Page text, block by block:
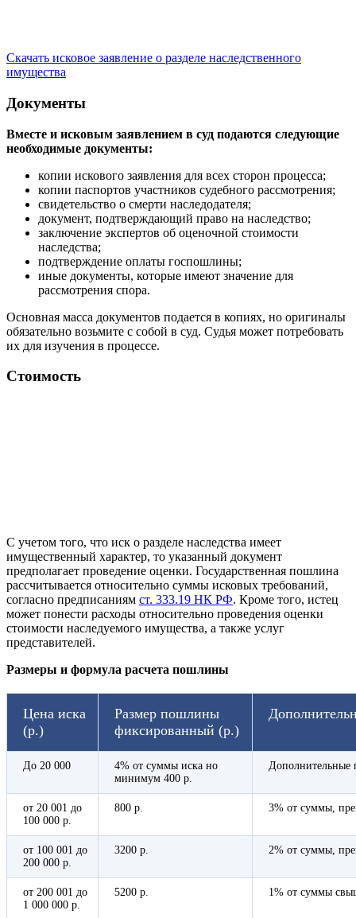
Скачать исковое заявление о разделе наследственного
имущества
Документы
Вместе и исковым заявлением в суд подаются следующие
необходимые документы:
копии искового заявления для всех сторон процесса;
копии паспортов участников судебного рассмотрения;
свидетельство о смерти наследодателя;
документ, подтверждающий право на наследство;
заключение экспертов об оценочной стоимости
наследства;
подтверждение оплаты госпошлины;
иные документы, которые имеют значение для
рассмотрения спора.
Основная масса документов подается в копиях, но оригиналы
обязательно возьмите с собой в суд. Судья может потребовать
их для изучения в процессе.
Стоимость
С учетом того, что иск о разделе наследства имеет
имущественный характер, то указанный документ
предполагает проведение оценки. Государственная пошлина
рассчитывается относительно суммы исковых требований,
согласно предписаниям ст. 333.19 НК РФ. Кроме того, истец
может понести расходы относительно проведения оценки
стоимости наследуемого имущества, а также услуг
представителей.
Размеры и формула расчета пошлины
Цена иска
(р.)
Размер пошлины
фиксированный (р.)
До 20 000
4% от суммы иска но
минимум 400 р.
Дополнительные
от 20 001 до
100 000 р.
800 р. 3% от суммы,
от 100 001 до
200 000 р.
3200 р. 2% от суммы,
от 200 001 до
1 000 000 р.
5200 р. 1% от суммы